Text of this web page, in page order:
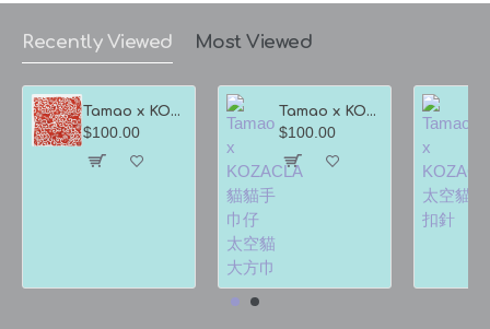
Recently Viewed Most Viewed
Tamao x KOZACLA 貓貓手巾仔 紅色
$100.00
Tamao x KOZACLA 貓貓手巾仔 太空貓大方巾
$100.00